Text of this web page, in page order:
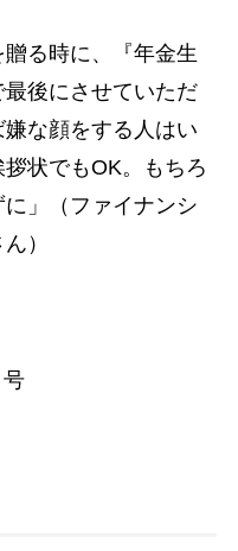
贈る時に、『年金生
後にさせていただ
な顔をする人はい
状でもOK。もちろ
」（ファイナンシ
）